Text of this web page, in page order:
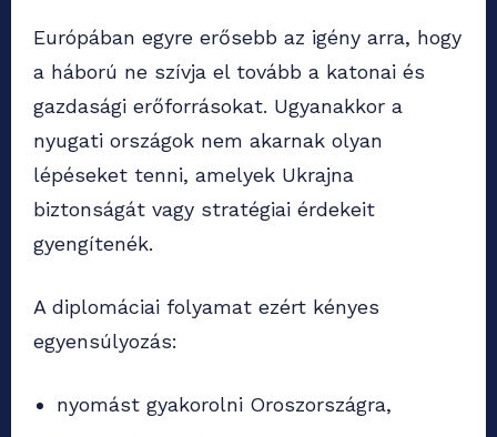
Európában egyre erősebb az igény arra, hogy
a háború ne szívja el tovább a katonai és
gazdasági erőforrásokat. Ugyanakkor a
nyugati országok nem akarnak olyan
lépéseket tenni, amelyek Ukrajna
biztonságát vagy stratégiai érdekeit
gyengítenék.
A diplomáciai folyamat ezért kényes
egyensúlyozás:
nyomást gyakorolni Oroszországra,